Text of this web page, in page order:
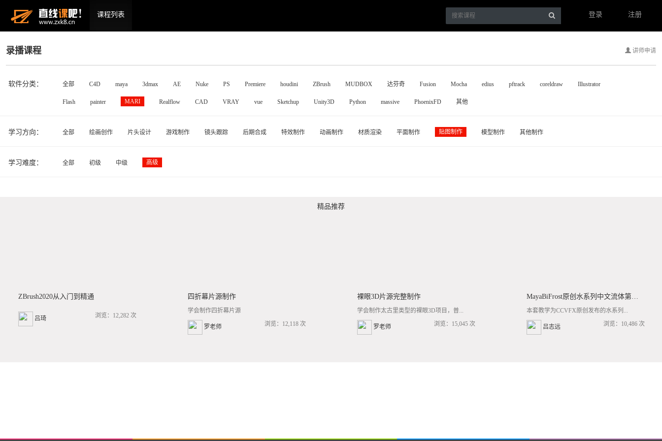
课程列表 登录 注册
录播课程 讲师申请
软件分类： 全部 C4D maya 3dmax AE Nuke PS Premiere houdini ZBrush MUDBOX 达芬奇 Fusion Mocha edius pftrack coreldraw Illustrator
Flash painter MARI Realflow CAD VRAY vue Sketchup Unity3D Python massive PhoenixFD 其他
学习方向： 全部 绘画创作 片头设计 游戏制作 镜头跟踪 后期合成 特效制作 动画制作 材质渲染 平面制作 贴图制作 模型制作 其他制作
学习难度： 全部 初级 中级 高级
精品推荐
ZBrush2020从入门到精通
吕琦 浏览：12,282 次
四折幕片源制作
学会制作四折幕片源
罗老师 浏览：12,118 次
裸眼3D片源完整制作
学会制作太古里类型的裸眼3D项目，普...
罗老师 浏览：15,045 次
MayaBiFrost原创水系列中文流体第三套BF基础/高阶案例全流程教学
本套教学为CCVFX原创发布的水系列...
吕志远 浏览：10,486 次